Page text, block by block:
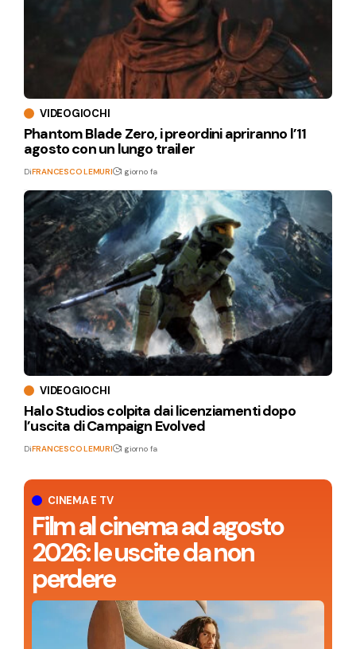
CINEMA E TV
Film al cinema ad agosto
2026: le uscite da non
perdere
VIDEOGIOCHI
Phantom Blade Zero, i preordini apriranno l’11
agosto con un lungo trailer
DiFRANCESCO LEMURI 1 giorno fa
VIDEOGIOCHI
Halo Studios colpita dai licenziamenti dopo
l’uscita di Campaign Evolved
DiFRANCESCO LEMURI 1 giorno fa